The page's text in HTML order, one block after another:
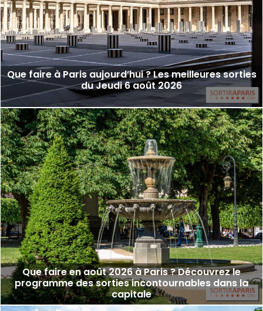
Que faire à Paris aujourd’hui ? Les meilleures sorties
du Jeudi 6 août 2026
Que faire en août 2026 à Paris ? Découvrez le
programme des sorties incontournables dans la
capitale